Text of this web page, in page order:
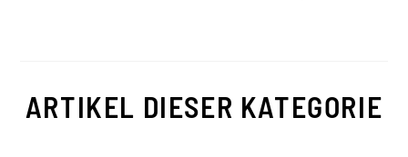
ARTIKEL DIESER KATEGORIE